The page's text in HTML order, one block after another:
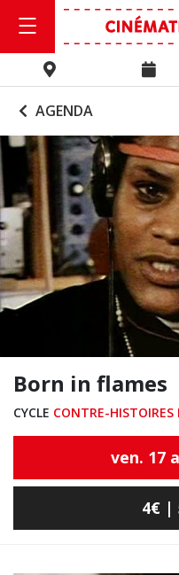
AGENDA
Born in flames
CYCLE CONTRE-
ven. 17
4€ |